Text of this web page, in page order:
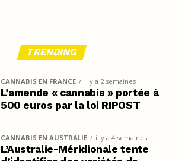
TRENDING
CANNABIS EN FRANCE il y a 2 semaines
L’amende « cannabis » portée à
500 euros par la loi RIPOST
CANNABIS EN AUSTRALIE il y a 4 semaines
L’Australie-Méridionale tente